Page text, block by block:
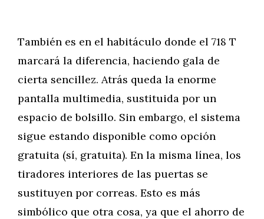
También es en el habitáculo donde el 718 T
marcará la diferencia, haciendo gala de
cierta sencillez. Atrás queda la enorme
pantalla multimedia, sustituida por un
espacio de bolsillo. Sin embargo, el sistema
sigue estando disponible como opción
gratuita (sí, gratuita). En la misma línea, los
tiradores interiores de las puertas se
sustituyen por correas. Esto es más
simbólico que otra cosa, ya que el ahorro de